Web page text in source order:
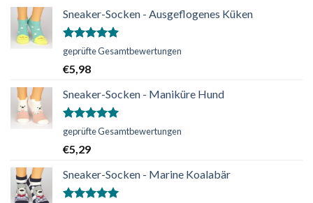
Sneaker-Socken - Ausgeflogenes Küken
Bewertet
von 5
geprüfte Gesamtbewertungen
€5,98
Sneaker-Socken - Maniküre Hund
Bewertet
von 5
geprüfte Gesamtbewertungen
€5,29
Sneaker-Socken - Marine Koalabär